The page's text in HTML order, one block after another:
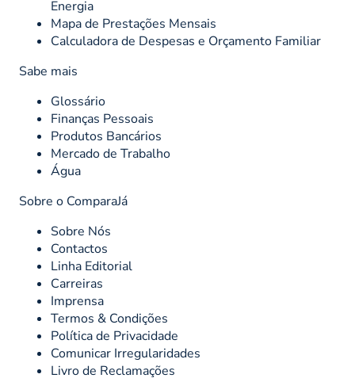
Energia
Mapa de Prestações Mensais
Calculadora de Despesas e Orçamento Familiar
Sabe mais
Glossário
Finanças Pessoais
Produtos Bancários
Mercado de Trabalho
Água
Sobre o ComparaJá
Sobre Nós
Contactos
Linha Editorial
Carreiras
Imprensa
Termos & Condições
Política de Privacidade
Comunicar Irregularidades
Livro de Reclamações